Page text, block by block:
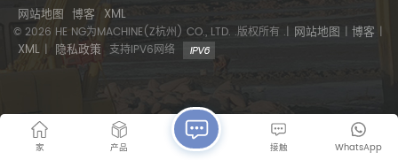
网站地图 博客 XML
© 2026 HE NG为MACHINE(Z杭州) CO., LTD. .版权所有 .| 网站地图 | 博客 |
XML | 隐私政策 支持IPV6网络
家 产品 WhatsApp
接触